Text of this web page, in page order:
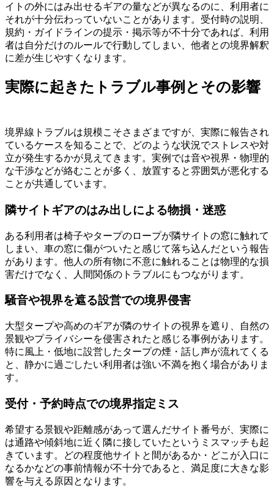
イトの外にはみ出せるギアの量などが異なるのに、利用者に
それが十分伝わっていないことがあります。受付時の説明、
規約・ガイドラインの提示・掲示等が不十分であれば、利用
者は自分だけのルールで行動してしまい、他者との境界解釈
に差が生じやすくなります。
実際に起きたトラブル事例とその影響
境界線トラブルは規模こそさまざまですが、実際に報告され
ているケースを知ることで、どのような状況でストレスや対
立が発生するかが見えてきます。実例では音や視界・物理的
な干渉などが絡むことが多く、放置すると雰囲気が悪化する
ことが共通しています。
隣サイトギアのはみ出しによる物損・迷惑
ある利用者は椅子やタープのロープが隣サイトの窓に触れて
しまい、車の窓に傷がついたと感じて落ち込んだという報告
があります。他人の所有物に不意に触れることは物理的な損
害だけでなく、人間関係のトラブルにもつながります。
騒音や視界を遮る設営での境界侵害
大型タープや高めのギアが隣のサイトの視界を遮り、自然の
景観やプライバシーを侵害されたと感じる事例があります。
特に風上・低地に設営したタープの煙・話し声が流れてくる
と、静かに過ごしたい利用者は強い不満を抱く場合がありま
す。
受付・予約時点での境界指定ミス
希望する景観や距離感があって選んだサイト番号が、実際に
は通路や傾斜地に近く隣に接していたというミスマッチも起
きています。どの程度他サイトと間があるか・どこが入口に
なるかなどの事前情報が不十分であると、満足度に大きな影
響を与える原因となります。